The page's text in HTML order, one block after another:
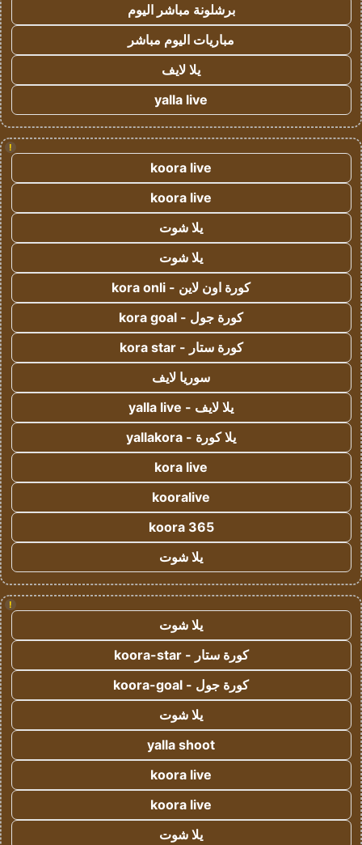
برشلونة مباشر اليوم
مباريات اليوم مباشر
يلا لايف
yalla live
!
koora live
koora live
يلا شوت
يلا شوت
كورة اون لاين - kora onli
كورة جول - kora goal
كورة ستار - kora star
سوريا لايف
يلا لايف - yalla live
يلا كورة - yallakora
kora live
kooralive
koora 365
يلا شوت
!
يلا شوت
كورة ستار - koora-star
كورة جول - koora-goal
يلا شوت
yalla shoot
koora live
koora live
يلا شوت